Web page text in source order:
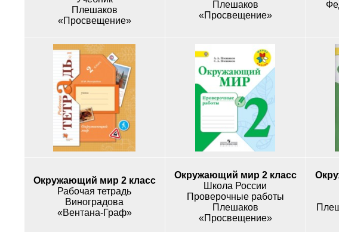
Плешаков
«Просвещение»
Плешаков
«Просвещение»
Окружающий мир 2 класс
Рабочая тетрадь
Виноградова
«Вентана-Граф»
Окружающий мир 2 класс
Школа России
Проверочные работы
Плешаков
«Просвещение»